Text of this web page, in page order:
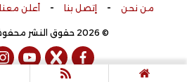
من نحن - إتصل بنا - أعلن معنا
© 2026 حقوق النشر محفوظة لـ بصراحة
facebook
twitter